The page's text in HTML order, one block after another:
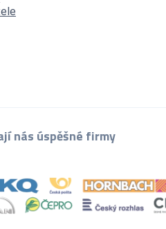
nás úspěšné firmy